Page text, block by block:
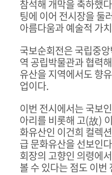
참석해 개막을 축하했다
팅에 이어 전시장을 둘
아름다움과 예술적 가
국보순회전은 국립중
역 공립박물관과 협력
유산을 지역에서도 향
업이다.
이번 전시에서는 국보
아리를 비롯해 고(故)
화유산인 이건희 컬렉
급 문화유산을 선보인다
회장의 고향인 의령에
볼 수 있다는 점도 이